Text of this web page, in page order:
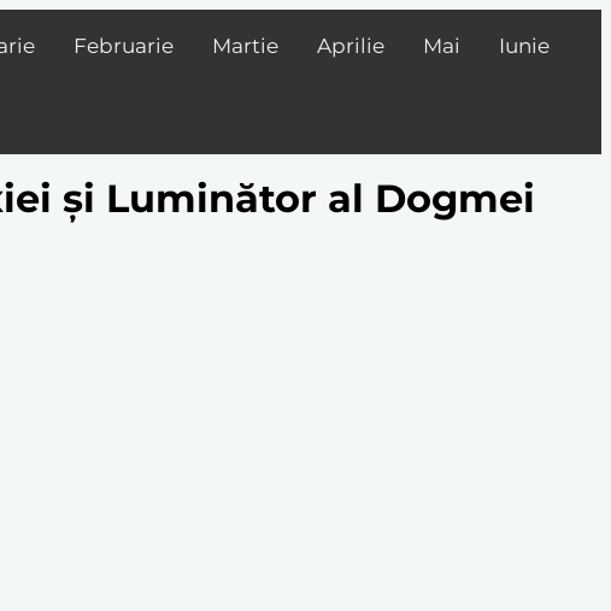
Februarie Martie Aprilie Mai Iunie
și Luminător al Dogmei